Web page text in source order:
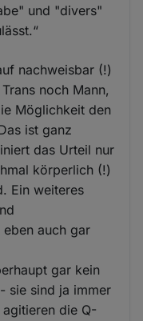
und "divers"
nachweisbar (!)
noch Mann,
Möglichkeit den
ist ganz
das Urteil nur
körperlich (!)
Ein weiteres
auch gar
gar kein
sie sind ja immer
die Q-